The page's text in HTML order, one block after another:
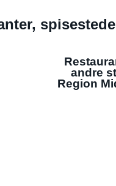
andre
Region